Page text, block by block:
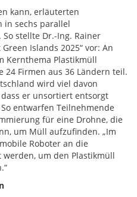
kann, erläuterten
in sechs parallel
stellte Dr.-Ing. Rainer
Islands 2025“ vor: An
Kernthema Plastikmüll
24 Firmen aus 36 Ländern teil.
wird viel davon
er unsortiert entsorgt
entwarfen Teilnehmende
für eine Drohne, die
um Müll aufzufinden. „Im
Roboter an die
um den Plastikmüll